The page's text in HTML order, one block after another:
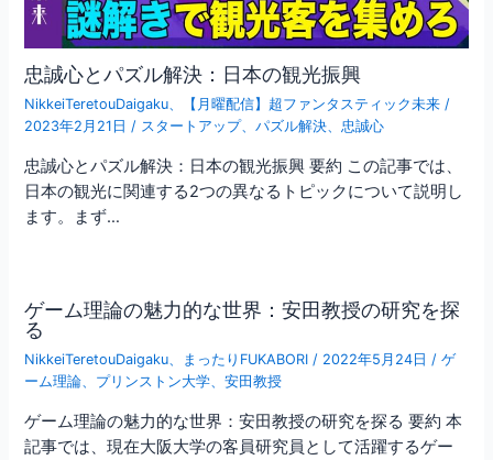
忠誠心とパズル解決：日本の観光振興
NikkeiTeretouDaigaku、 【月曜配信】超ファンタスティック未来 /
2023年2月21日 / スタートアップ、パズル解決、忠誠心
忠誠心とパズル解決：日本の観光振興 要約 この記事では、
日本の観光に関連する2つの異なるトピックについて説明し
ます。まず…
ゲーム理論の魅力的な世界：安田教授の研究を探
る
NikkeiTeretouDaigaku、 まったりFUKABORI / 2022年5月24日 /ゲ
ーム理論、 プリンストン大学、安田教授
ゲーム理論の魅力的な世界：安田教授の研究を探る 要約 本
記事では、現在大阪大学の客員研究員として活躍するゲー